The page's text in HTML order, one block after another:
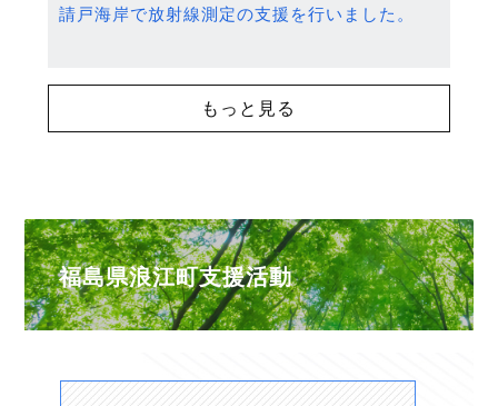
請戸海岸で放射線測定の支援を行いました。
もっと見る
福島県浪江町支援活動